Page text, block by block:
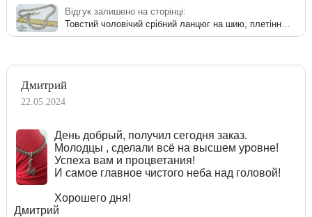
Відгук залишено на сторінці:
Дмитрий
22.05.2024
День добрый, получил сегодня заказ.
Молодцы , сделали всё на высшем уровне!
Успеха вам и процветания!
И самое главное чистого неба над головой!
Хорошего дня!
Дмитрий